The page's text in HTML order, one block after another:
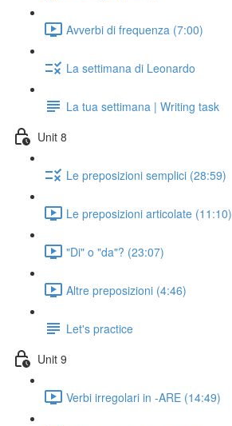
Avverbi di frequenza (7:00)
La settimana di Leonardo
La tua settimana | Writing task
Unit 8
Le preposizioni semplici (28:59)
Le preposizioni articolate (11:10)
"Di" o "da"? (23:07)
Altre preposizioni (4:46)
Let's practice
Unit 9
Verbi irregolari in -ARE (14:49)